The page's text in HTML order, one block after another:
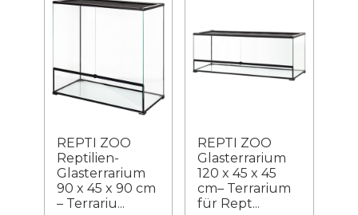
REPTI ZOO
Reptilien-
Glasterrarium
90 x 45 x 90 cm
– Terrariu...
REPTI ZOO
Glasterrarium
120 x 45 x 45
cm– Terrarium
für Rept...